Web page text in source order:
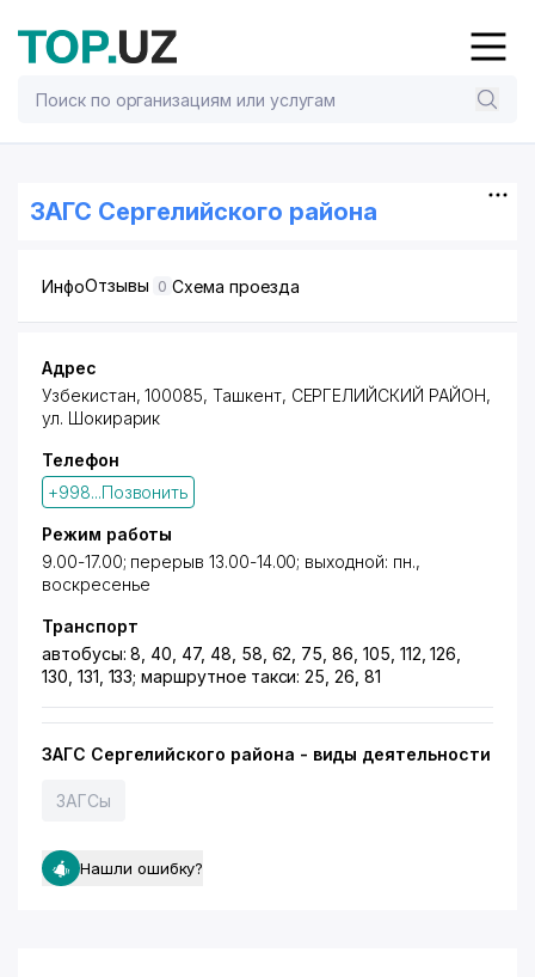
ЗАГС Сергелийского района
ИнфоОтзывы 0 Схема проезда
Адрес
Узбекистан, 100085, Ташкент, СЕРГЕЛИЙСКИЙ РАЙОН,
ул. Шокирарик
Телефон
+998...Позвонить
Режим работы
9.00-17.00; перерыв 13.00-14.00; выходной: пн.,
воскресенье
Транспорт
автобусы: 8, 40, 47, 48, 58, 62, 75, 86, 105, 112, 126,
130, 131, 133; маршрутное такси: 25, 26, 81
ЗАГС Сергелийского района - виды деятельности
ЗАГСы
Нашли ошибку?